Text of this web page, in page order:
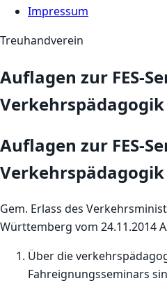
Impressum
Treuhandverein
Auflagen zur FES-
Verkehrspädagogik
Auflagen zur FES-
Verkehrspädagogik
Gem. Erlass des
Württemberg vom 24.11.2014
Über die
Fahreignungsseminars